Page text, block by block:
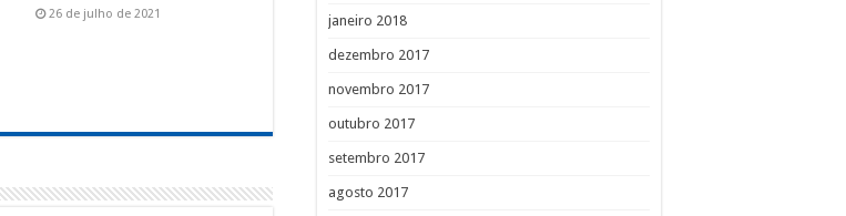
26 de julho de 2021 janeiro 2018
dezembro 2017
novembro 2017
outubro 2017
setembro 2017
agosto 2017